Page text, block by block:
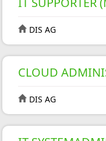
DIS AG
CLOUD
DIS AG